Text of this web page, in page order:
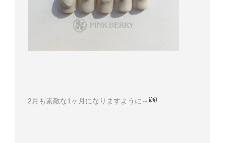
2月も素敵な1ヶ月になりますように～